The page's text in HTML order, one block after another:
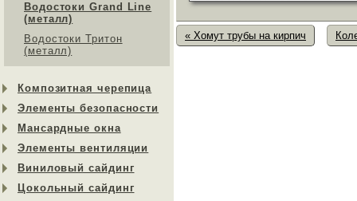
Водостоки Grand Line
(металл)
Водостоки Тритон
(металл)
Композитная черепица
Элементы безопасности
Мансардные окна
Элементы вентиляции
Виниловый сайдинг
Цокольный сайдинг
« Хомут трубы на кирпич